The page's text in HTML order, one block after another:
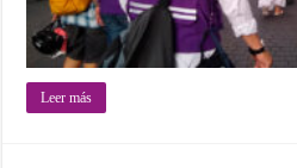
Leer más